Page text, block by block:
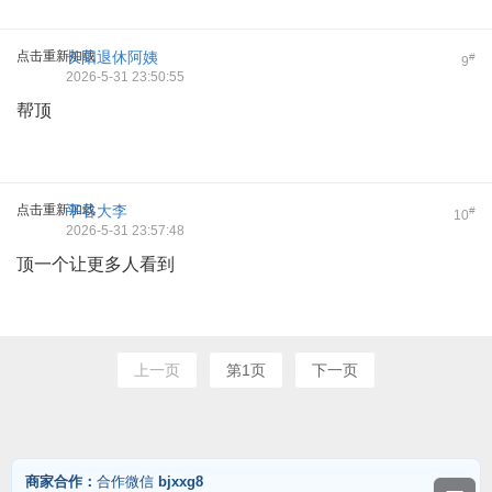
点击重新加载 9#
长阳退休阿姨
2026-5-31 23:50:55
帮顶
点击重新加载 10#
平谷大李
2026-5-31 23:57:48
顶一个让更多人看到
上一页 第1页 下一页
商家合作： 合作微信 bjxxg8